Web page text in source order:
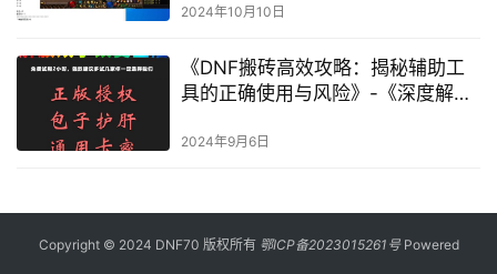
2024年10月10日
《DNF搬砖高效攻略：揭秘辅助工
具的正确使用与风险》-《深度解析
巧与安全策略》
2024年9月6日
Copyright © 2024 DNF70 版权所有 鄂ICP备2023015261号Powered